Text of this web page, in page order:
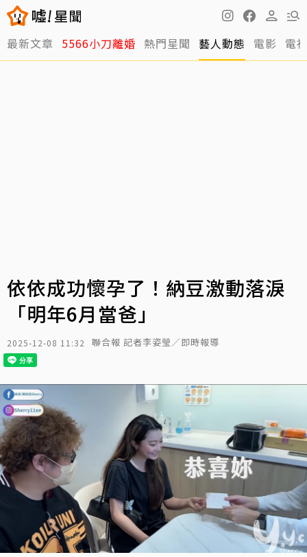
最新文章 5566小刀離婚 熱門星聞 藝人動態 電影 電
依依成功懷孕了！納豆激動落淚
「明年6月當爸」
2025-12-08 11:32 聯合報 記者李姿瑩／即時報導